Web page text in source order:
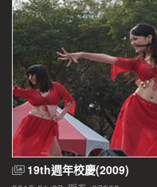
19th週年校慶(2009)